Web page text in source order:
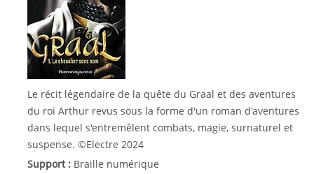
Le récit légendaire de la quête du Graal et des aventures
du roi Arthur revus sous la forme d'un roman d'aventures
dans lequel s'entremêlent combats, magie, surnaturel et
suspense. ©Electre 2024
Support : Braille numérique